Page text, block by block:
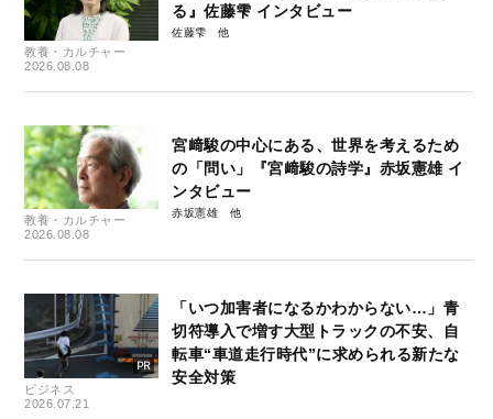
教養・カルチャー
2026.08.08
る』佐藤雫 インタビュー
佐藤雫
教養・カルチャー
2026.08.08
宮﨑駿の中心にある、世界を考えるため
の「問い」『宮﨑駿の詩学』赤坂憲雄 イ
ンタビュー
赤坂憲雄
ビジネス
2026.07.21
「いつ加害者になるかわからない…」青
切符導入で増す大型トラックの不安、自
転車“車道走行時代”に求められる新たな
安全対策